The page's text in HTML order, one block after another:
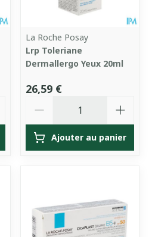
La Roche Posay
Lrp Toleriane
Dermallergo Yeux 20ml
26,59 €
Ajouter au panier